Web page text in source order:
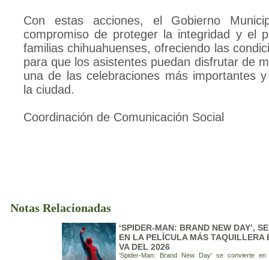
Con estas acciones, el Gobierno
compromiso de proteger la integridad y el
familias chihuahuenses, ofreciendo las
para que los asistentes puedan disfrutar de
una de las celebraciones más importantes
la ciudad.
Coordinación de Comunicación Social
Notas Relacionadas
‘SPIDER-MAN: BRAND NEW DAY’,
EN LA PELÍCULA MÁS TAQUILLERA
VA DEL 2026
‘Spider-Man: Brand New Day’ se convierte